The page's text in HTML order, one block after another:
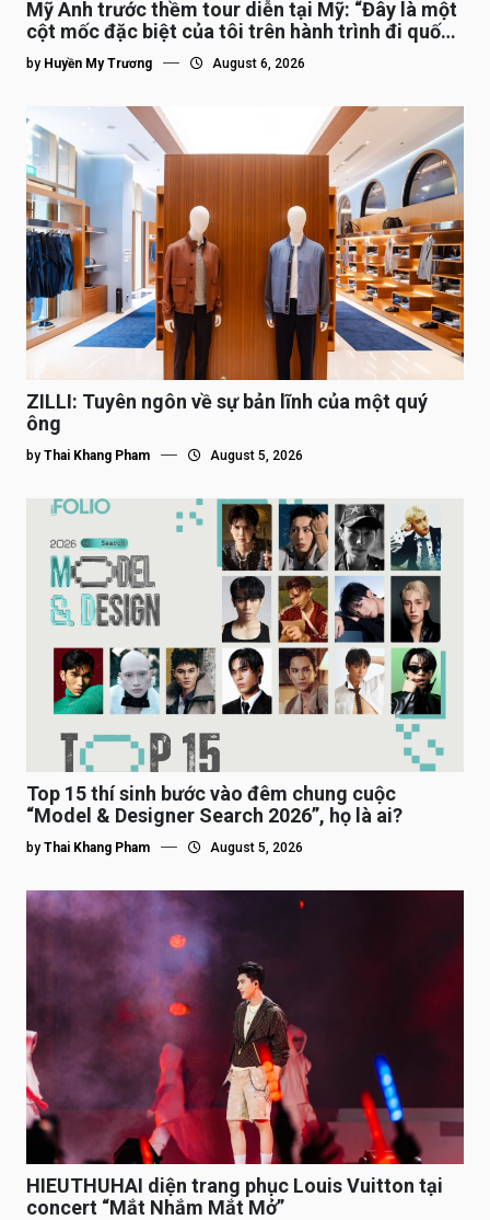
Mỹ Anh trước thềm tour diễn tại Mỹ: “Đây là một
cột mốc đặc biệt của tôi trên hành trình đi quốc
tế”
by Huyền My Trương August 6, 2026
ZILLI: Tuyên ngôn về sự bản lĩnh của một quý
ông
by Thai Khang Pham August 5, 2026
Top 15 thí sinh bước vào đêm chung cuộc
“Model & Designer Search 2026”, họ là ai?
by Thai Khang Pham August 5, 2026
HIEUTHUHAI diện trang phục Louis Vuitton tại
concert “Mắt Nhắm Mắt Mở”